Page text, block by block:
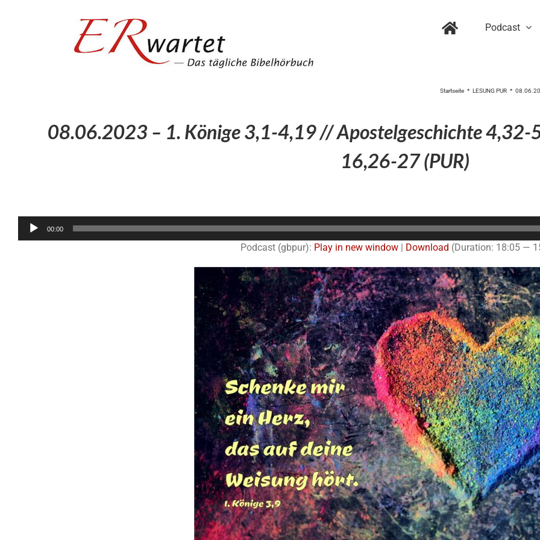
Podcast
Startseite LESUNG PUR
08.06.2023 – 1. Könige 3,1-4,19 // Apostelgeschichte 4,32-
16,26-27 (PUR)
Audio-
00:00
Podcast (gbpur): Play in new window | Download (Duration: 18:05 —